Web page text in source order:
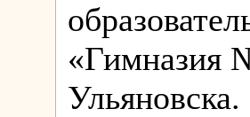
«Гимназия
Ульяновска.